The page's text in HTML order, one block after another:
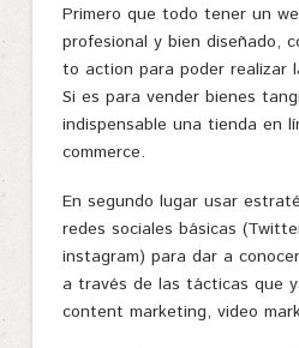
Primero que todo tener un
profesional y bien diseñado,
to action para poder realizar
Si es para vender bienes
indispensable una tienda en
commerce.
En segundo lugar usar
redes sociales básicas
instagram) para dar a
a través de las tácticas que
content marketing, video